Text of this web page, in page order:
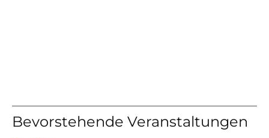
Bevorstehende Veranstaltungen